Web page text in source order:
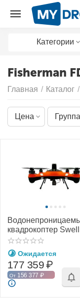
Категории
Fisherman
Главная / Каталог /
Цена
квадрокоптер
Fisherman FD1 с
системой сброса
PL2-F и
видеотрансляцией
Ожидается
177 359₽
От 156 377 ₽